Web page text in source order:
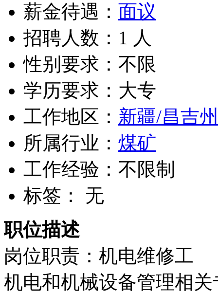
薪金待遇： 面议
招聘人数：1 人
性别要求：不限
学历要求：大专
工作地区： 新疆/昌吉州
所属行业： 煤矿
工作经验：不限制
标签： 无
职位描述
岗位职责：机电维修工
机电和机械设备管理相